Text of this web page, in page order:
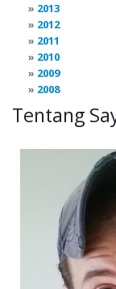
2013
2012
2011
2010
2009
2008
Tentang